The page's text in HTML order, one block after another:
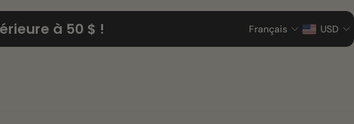
à 50 $ ! Français USD